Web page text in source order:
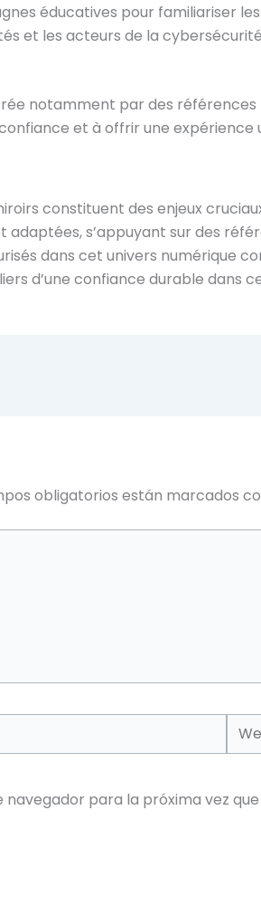
éducatives pour familiariser
et les acteurs de la
notamment par des
et à offrir une
constituent des enjeux
s’appuyant sur des
dans cet univers numérique
d’une confiance durable dans
obligatorios están marcados
Web
para la próxima vez